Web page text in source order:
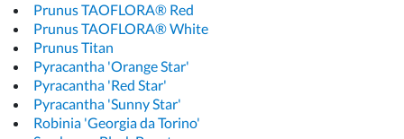
Prunus TAOFLORA® Red
Prunus TAOFLORA® White
Prunus Titan
Pyracantha 'Orange Star'
Pyracantha 'Red Star'
Pyracantha 'Sunny Star'
Robinia 'Georgia da Torino'